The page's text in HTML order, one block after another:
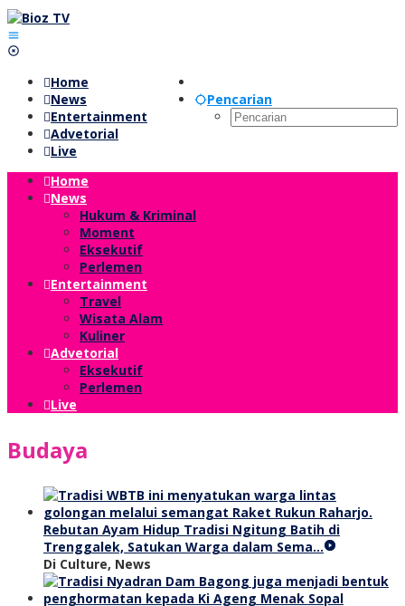
Lewati
ke
konten
Pencarian
Home
News
Entertainment
Advetorial
Live
Home
News
Hukum & Kriminal
Moment
Eksekutif
Perlemen
Entertainment
Travel
Wisata Alam
Kuliner
Advetorial
Eksekutif
Perlemen
Live
Budaya
Rebutan Ayam Hidup Tradisi Ngitung Batih di
Trenggalek, Satukan Warga dalam Sema…
Di Culture, News